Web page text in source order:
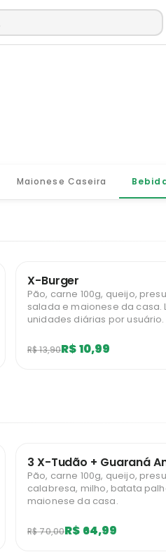
· Pediu,
Maionese Caseira
X-Burger
Pão, carne 100g, queijo,
salada e maionese da casa. Limitado a 1
unidades diárias por usuário.
R$ 13,90R$ 10,99
3 X-Tudão + Guaraná
Pão, carne 100g, queijo,
calabresa, milho, batata
maionese da casa.
R$ 70,00R$ 64,99